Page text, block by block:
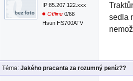
IP:85.207.122.xxx
Offline 0/68
Hsun HS700ATV
sedla
Téma: Jakého pracanta za rozumný peníz??